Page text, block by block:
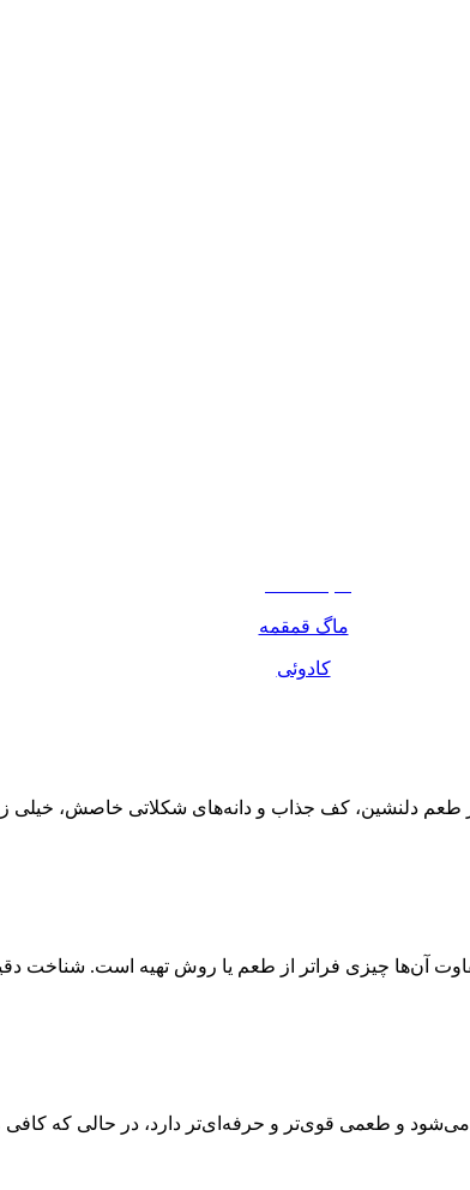
ماگ قمقمه
کادوئی
طعم دلنشین، کف جذاب و دانه‌های شکلاتی خاصش، خیلی
آن‌ها چیزی فراتر از طعم یا روش تهیه است. شناخت
می‌شود و طعمی قوی‌تر و حرفه‌ای‌تر دارد، در حالی که